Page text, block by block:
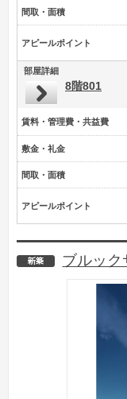
間取・面積
アピールポイント
部屋詳細
8階801
賃料・管理費・共益費
敷金・礼金
間取・面積
アピールポイント
新築
ブルック